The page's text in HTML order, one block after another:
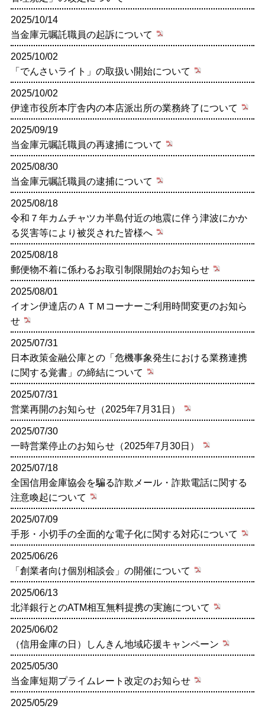
2025/10/14
当金庫元嘱託職員の起訴について
2025/10/02
「でんさいライト」の取扱い開始について
2025/10/02
伊達市役所本庁舎内の本店派出所の業務終了について
2025/09/19
当金庫元嘱託職員の再逮捕について
2025/08/30
当金庫元嘱託職員の逮捕について
2025/08/18
令和７年カムチャツカ半島付近の地震に伴う津波にかか
る災害等により被災された皆様へ
2025/08/18
郵便物不着に係わるお取引制限開始のお知らせ
2025/08/01
イオン伊達店のＡＴＭコーナーご利用時間変更のお知ら
せ
2025/07/31
日本政策金融公庫との「危機事象発生における業務連携
に関する覚書」の締結について
2025/07/31
営業再開のお知らせ（2025年7月31日）
2025/07/30
一時営業停止のお知らせ（2025年7月30日）
2025/07/18
全国信用金庫協会を騙る詐欺メール・詐欺電話に関する
注意喚起について
2025/07/09
手形・小切手の全面的な電子化に関する対応について
2025/06/26
「創業者向け個別相談会」の開催について
2025/06/13
北洋銀行とのATM相互無料提携の実施について
2025/06/02
（信用金庫の日）しんきん地域応援キャンペーン
2025/05/30
当金庫短期プライムレート改定のお知らせ
2025/05/29